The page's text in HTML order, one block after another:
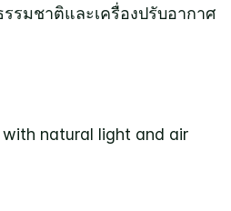
รมชาติและเครื่องปรับอากาศ
natural light and air